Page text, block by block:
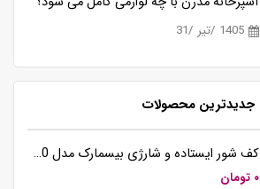
1405 /تیر /31
جدیدترین محصولات
کف شور ایستاده و شارژی بیسمارک مدل BM5510
۰ تومان